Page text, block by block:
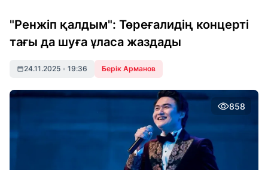
"Ренжіп қалдым": Төреғалидің концерті
тағы да шуға ұласа жаздады
24.11.2025 • 19:36 Берік Арманов
858